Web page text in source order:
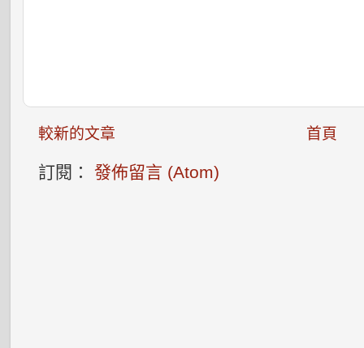
較新的文章 首頁
訂閱： 發佈留言 (Atom)